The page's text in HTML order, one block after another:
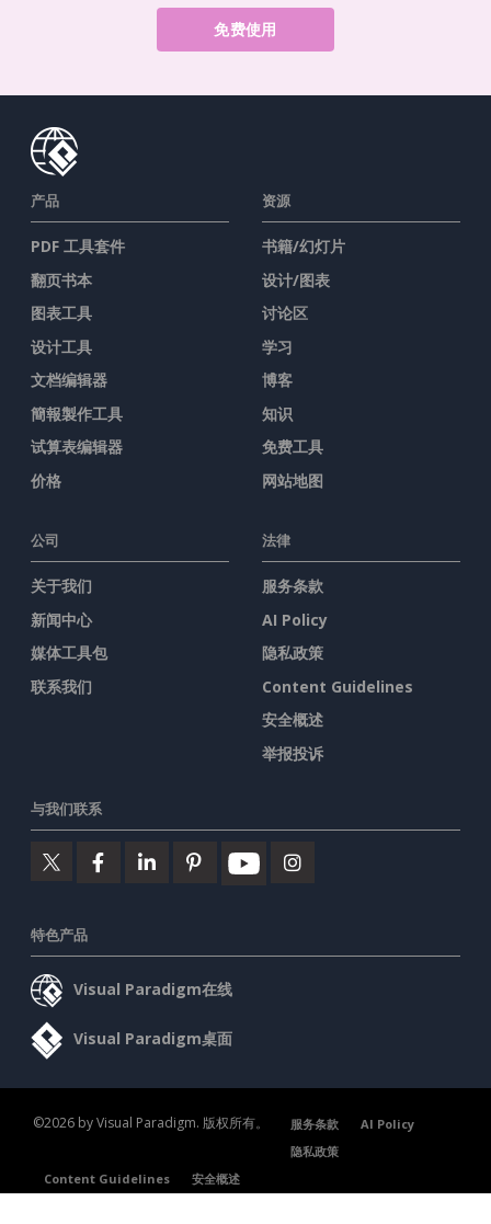
免费使用
产品
PDF 工具套件
翻页书本
图表工具
设计工具
文档编辑器
簡報製作工具
试算表编辑器
价格
资源
书籍/幻灯片
设计/图表
讨论区
学习
博客
知识
免费工具
网站地图
公司
关于我们
新闻中心
媒体工具包
联系我们
法律
服务条款
AI Policy
隐私政策
Content Guidelines
安全概述
举报投诉
与我们联系
特色产品
Visual Paradigm在线
Visual Paradigm桌面
©2026 by Visual Paradigm. 版权所有。 服务条款
AI Policy
隐私政策
Content Guidelines
安全概述